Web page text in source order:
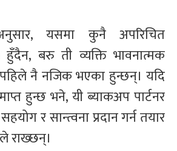
यसमा कुनै अपरिचित
हुँदैन, बरु ती व्यक्ति भावनात्मक
नै नजिक भएका हुन्छन्। यदि
हुन्छ भने, यी ब्याकअप पार्टनर
र सान्त्वना प्रदान गर्न तयार
राख्छन्।